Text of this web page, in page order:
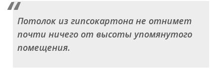
Потолок из гипсокартона не отнимет
почти ничего от высоты упомянутого
помещения.